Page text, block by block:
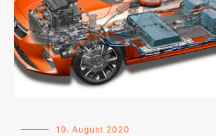
19. August 2020